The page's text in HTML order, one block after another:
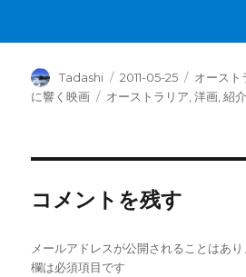
投
稿
Tadashi
投
稿
2011-05-25
カ
テ
オースト
に響く映画
タ
オーストラリア,洋画,紹介
コメントを残す
メールアドレスが公開されることはあり
欄は必須項目です